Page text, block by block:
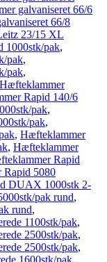
galvaniseret 66/6
66/8
23/15 XL
1000stk/pak,
pak,
pak,
Hæfteklammer
Rapid 140/6
pak,
pak,
, Hæfteklammer
, Hæfteklammer
Rapid
5080
DUAX 1000stk 2-
pak rund,
rund,
1100stk/pak,
2500stk/pak,
2500stk/pak,
1600stk/pak,